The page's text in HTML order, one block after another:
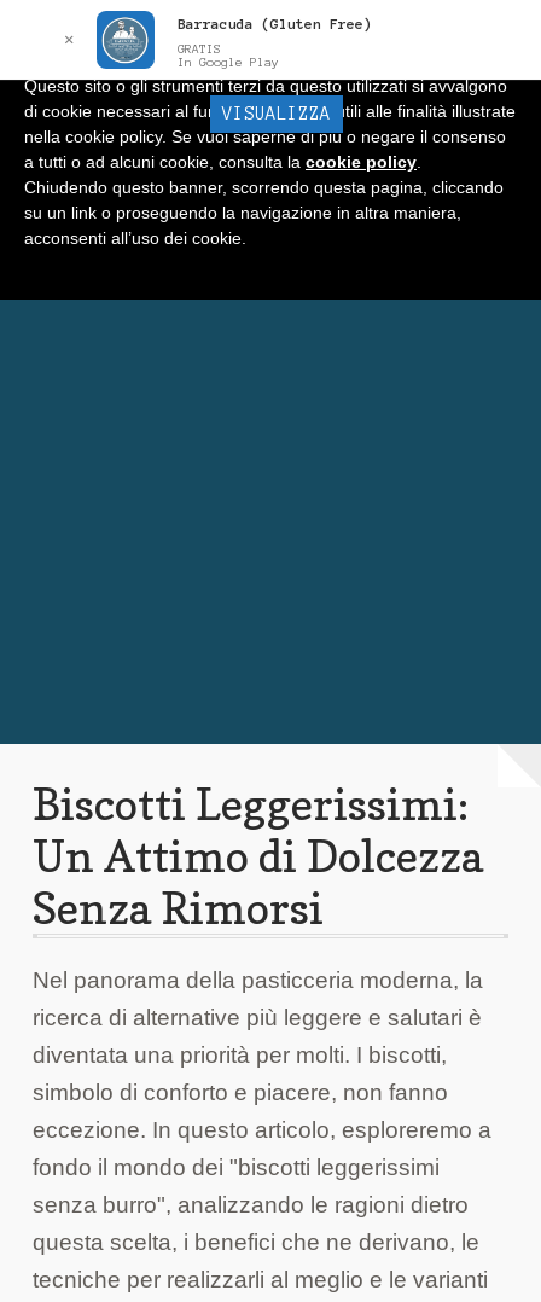
BARRACUDA Menu
Home
Negozio
Biscotti Leggerissimi:
Un Attimo di Dolcezza
Senza Rimorsi
Nel panorama della pasticceria moderna, la
ricerca di alternative più leggere e salutari è
diventata una priorità per molti. I biscotti,
simbolo di conforto e piacere, non fanno
eccezione. In questo articolo, esploreremo a
fondo il mondo dei "biscotti leggerissimi
senza burro", analizzando le ragioni dietro
questa scelta, i benefici che ne derivano, le
tecniche per realizzarli al meglio e le varianti
✕
Barracuda (Gluten Free)
GRATIS
In Google Play
VISUALIZZA
Informativa
Questo sito o gli strumenti terzi da questo utilizzati si avvalgono
di cookie necessari al funzionamento ed utili alle finalità illustrate
nella cookie policy. Se vuoi saperne di più o negare il consenso
a tutti o ad alcuni cookie, consulta la cookie policy
Chiudendo questo banner, scorrendo questa pagina, cliccando
su un link o proseguendo la navigazione in altra maniera,
acconsenti all’uso dei cookie.